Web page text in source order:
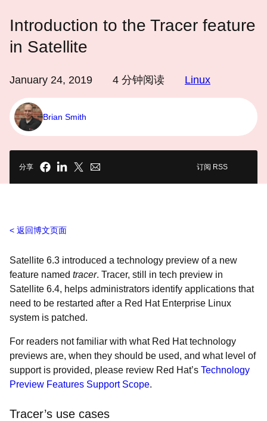
Introduction to the Tracer feature
in Satellite
January 24, 2019 4 分钟阅读 Linux
Brian Smith
分享 订阅 RSS
返回博文页面
Satellite 6.3 introduced a technology preview of a new
feature named tracer. Tracer, still in tech preview in
Satellite 6.4, helps administrators identify applications that
need to be restarted after a Red Hat Enterprise Linux
system is patched.
For readers not familiar with what Red Hat technology
previews are, when they should be used, and what level of
support is provided, please review Red Hat’s Technology
Preview Features Support Scope.
Tracer’s use cases